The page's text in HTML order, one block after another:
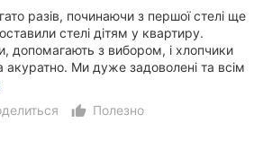
разів, починаючи з першої стелі ще
стелі дітям у квартиру.
допомагають з вибором, і хлопчики
Ми дуже задоволені та всім
та...
thumb_up_alt
Полезно